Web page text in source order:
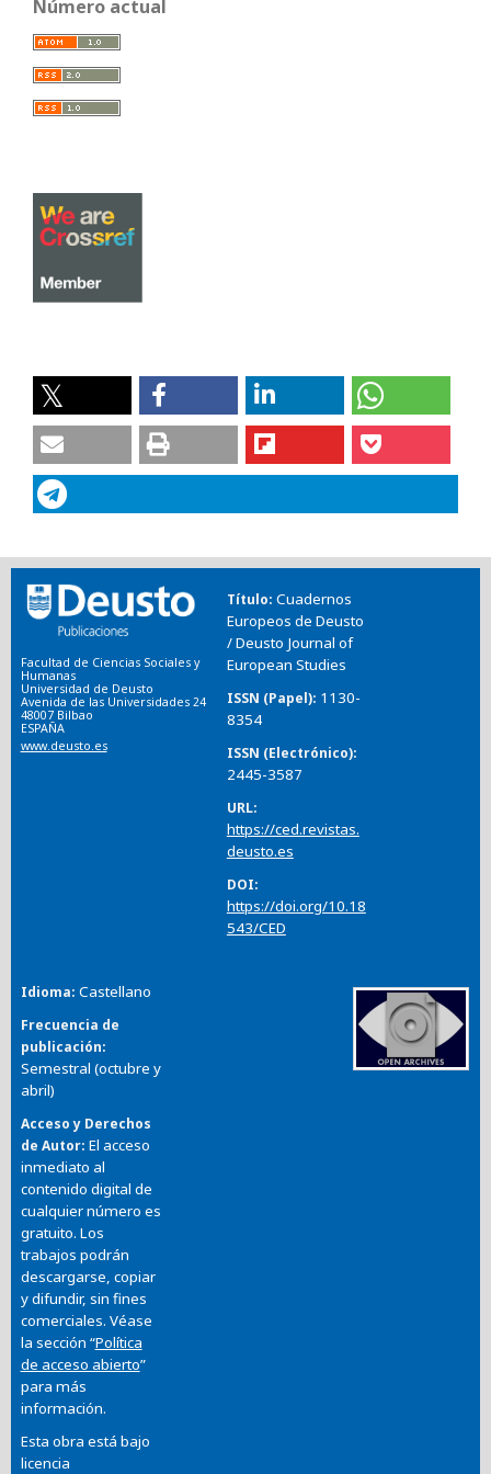
Número actual
Facultad de Ciencias Sociales y
Humanas
Universidad de Deusto
Avenida de las Universidades 24
48007 Bilbao
ESPAÑA
www.deusto.es
Título Cuadernos
Europeos de Deusto
/ Deusto Journal of
European Studies
ISSN (Papel) 1130-
8354
ISSN (Electrónico)
2445-3587
URL
https://ced.revistas.
deusto.es
DOI
https://doi.org/10.18
543/CED
Idioma Castellano
Frecuencia de
publicación
Semestral (octubre y
abril)
Acceso y Derechos
de Autor El acceso
inmediato al
contenido digital de
cualquier número es
gratuito. Los
trabajos podrán
descargarse, copiar
y difundir, sin fines
comerciales. Véase
la sección “Política
de acceso abierto”
para más
información.
Esta obra está bajo
licencia